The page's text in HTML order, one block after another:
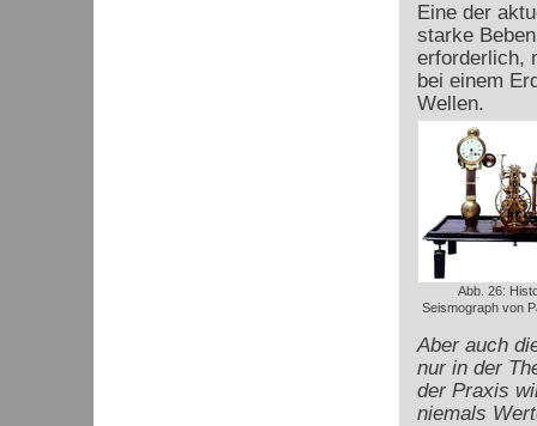
Eine der
starke
erforderlich,
bei einem
Wellen.
Abb. 26:
Seismograph von
Aber auch
nur in der
der Praxis
niemals